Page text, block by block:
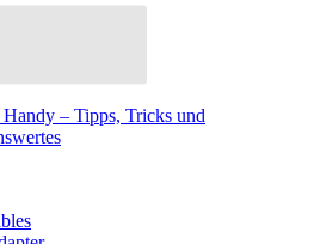
– Tipps, Tricks und